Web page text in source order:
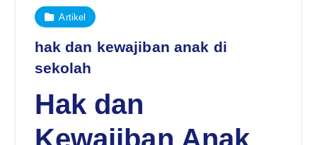
Artikel
hak dan kewajiban anak di
sekolah
Hak dan
Kewajiban Anak